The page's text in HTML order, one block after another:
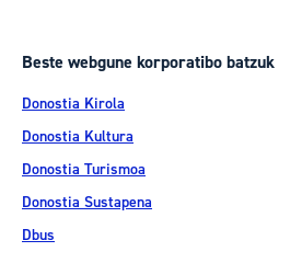
Beste webgune korporatibo batzuk
Donostia Kirola
Donostia Kultura
Donostia Turismoa
Donostia Sustapena
Dbus